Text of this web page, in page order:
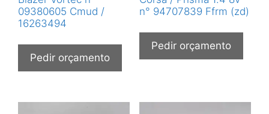
09380605 Cmud /
16263494
Pedir orçamento
n° 94707839 Ffrm (zd)
Pedir orçamento